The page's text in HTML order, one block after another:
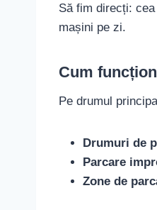
Să fim direcți:
mașini pe zi.
Cum
Pe drumul
Drumuri de
Parcare
Zone de